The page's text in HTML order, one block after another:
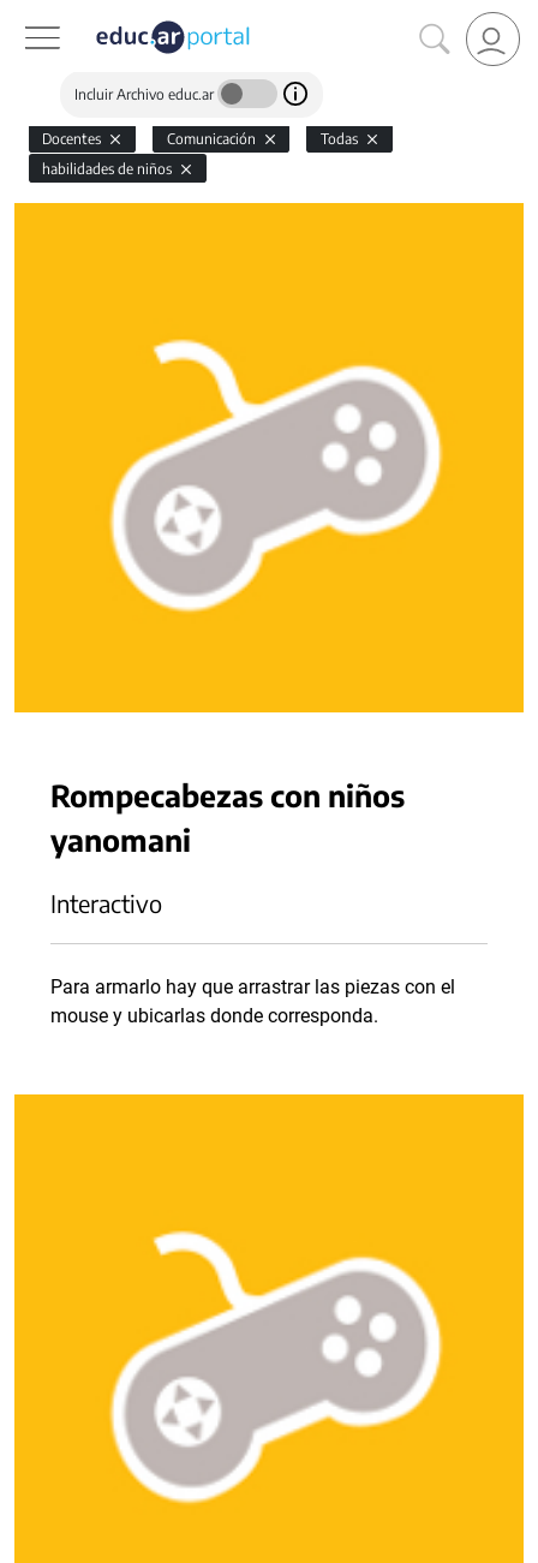
Incluir Archivo educ.ar
Docentes Comunicación
Todas
habilidades de niños
Rompecabezas con niños
yanomani
Interactivo
Para armarlo hay que arrastrar las piezas con el
mouse y ubicarlas donde corresponda.